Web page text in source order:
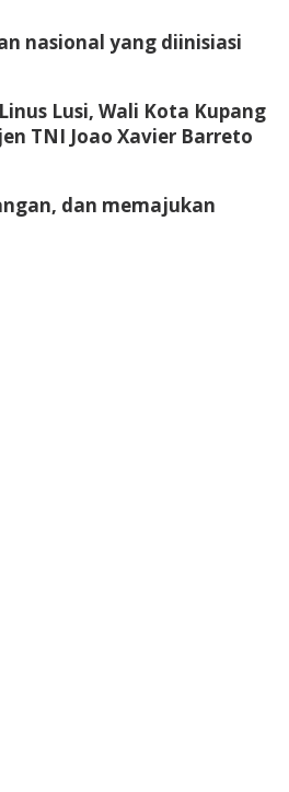
nasional yang diinisiasi
Lusi, Wali Kota Kupang
TNI Joao Xavier Barreto
dan memajukan